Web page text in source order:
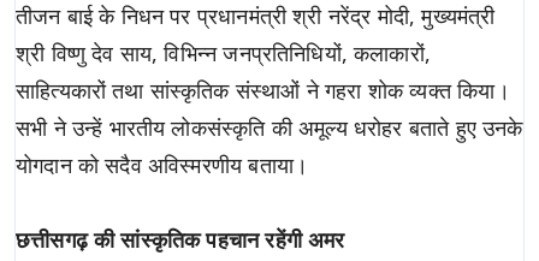
तीजन बाई के निधन पर प्रधानमंत्री श्री नरेंद्र मोदी, मुख्यमंत्री
श्री विष्णु देव साय, विभिन्न जनप्रतिनिधियों, कलाकारों,
साहित्यकारों तथा सांस्कृतिक संस्थाओं ने गहरा शोक व्यक्त किया।
सभी ने उन्हें भारतीय लोकसंस्कृति की अमूल्य धरोहर बताते हुए उनके
योगदान को सदैव अविस्मरणीय बताया।
छत्तीसगढ़ की सांस्कृतिक पहचान रहेंगी अमर